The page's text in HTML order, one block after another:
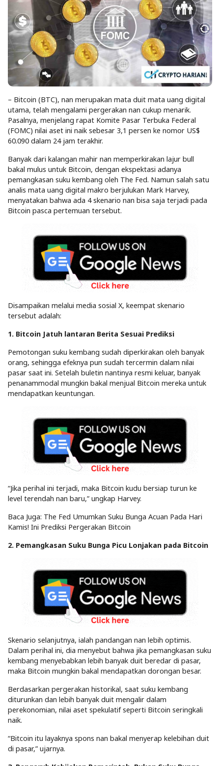
– Bitcoin (BTC), nan merupakan mata duit mata uang digital
utama, telah mengalami pergerakan nan cukup menarik.
Pasalnya, menjelang rapat Komite Pasar Terbuka Federal
(FOMC) nilai aset ini naik sebesar 3,1 persen ke nomor US$
60.090 dalam 24 jam terakhir.
Banyak dari kalangan mahir nan memperkirakan lajur bull
bakal mulus untuk Bitcoin, dengan ekspektasi adanya
pemangkasan suku kembang oleh The Fed. Namun salah satu
analis mata uang digital makro berjulukan Mark Harvey,
menyatakan bahwa ada 4 skenario nan bisa saja terjadi pada
Bitcoin pasca pertemuan tersebut.
Disampaikan melalui media sosial X, keempat skenario
tersebut adalah:
1. Bitcoin Jatuh lantaran Berita Sesuai Prediksi
Pemotongan suku kembang sudah diperkirakan oleh banyak
orang, sehingga efeknya pun sudah tercermin dalam nilai
pasar saat ini. Setelah buletin nantinya resmi keluar, banyak
penanammodal mungkin bakal menjual Bitcoin mereka untuk
mendapatkan keuntungan.
“Jika perihal ini terjadi, maka Bitcoin kudu bersiap turun ke
level terendah nan baru,” ungkap Harvey.
Baca Juga: The Fed Umumkan Suku Bunga Acuan Pada Hari
Kamis! Ini Prediksi Pergerakan Bitcoin
2. Pemangkasan Suku Bunga Picu Lonjakan pada Bitcoin
Skenario selanjutnya, ialah pandangan nan lebih optimis.
Dalam perihal ini, dia menyebut bahwa jika pemangkasan suku
kembang menyebabkan lebih banyak duit beredar di pasar,
maka Bitcoin mungkin bakal mendapatkan dorongan besar.
Berdasarkan pergerakan historikal, saat suku kembang
diturunkan dan lebih banyak duit mengalir dalam
perekonomian, nilai aset spekulatif seperti Bitcoin seringkali
naik.
“Bitcoin itu layaknya spons nan bakal menyerap kelebihan duit
di pasar,” ujarnya.